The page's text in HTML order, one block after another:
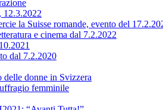
12.3.2022
la Suisse romande, evento del
e cinema dal 7.2.2022
dal 7.2.2020
donne in Svizzera
femminile